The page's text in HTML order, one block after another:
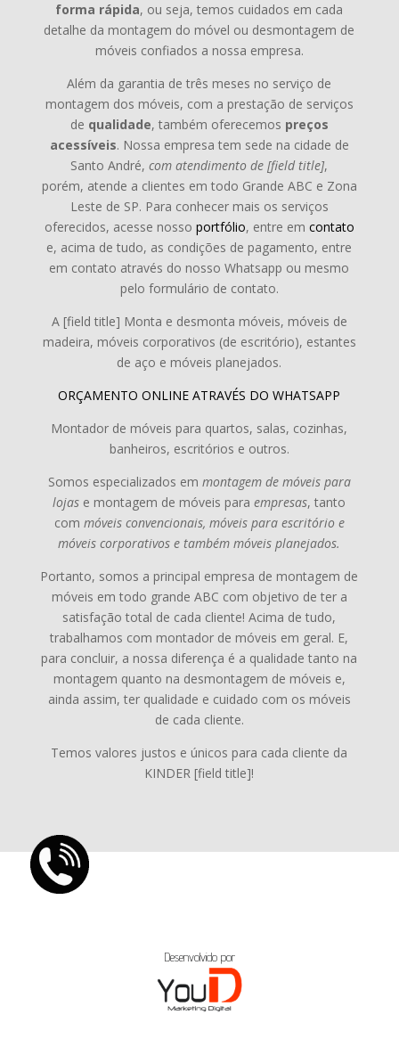
forma rápida, ou seja, temos cuidados em cada
detalhe da montagem do móvel ou desmontagem de
móveis confiados a nossa empresa.
Além da garantia de três meses no serviço de
montagem dos móveis, com a prestação de serviços
de qualidade, também oferecemos preços
acessíveis. Nossa empresa tem sede na cidade de
Santo André, com atendimento de [field title],
porém, atende a clientes em todo Grande ABC e Zona
Leste de SP. Para conhecer mais os serviços
oferecidos, acesse nosso portfólio, entre em contato
e, acima de tudo, as condições de pagamento, entre
em contato através do nosso Whatsapp ou mesmo
pelo formulário de contato.
A [field title] Monta e desmonta móveis, móveis de
madeira, móveis corporativos (de escritório), estantes
de aço e móveis planejados.
ORÇAMENTO ONLINE ATRAVÉS DO WHATSAPP
Montador de móveis para quartos, salas, cozinhas,
banheiros, escritórios e outros.
Somos especializados em montagem de móveis para
lojas e montagem de móveis paraempresas, tanto
com móveis convencionais, móveis para escritório e
móveis corporativos e também móveis planejados.
Portanto, somos a principal empresa de montagem de
móveis em todo grande ABC com objetivo de ter a
satisfação total de cada cliente! Acima de tudo,
trabalhamos com montador de móveis em geral. E,
para concluir, a nossa diferença é a qualidade tanto na
montagem quanto na desmontagem de móveis e,
ainda assim, ter qualidade e cuidado com os móveis
de cada cliente.
Temos valores justos e únicos para cada cliente da
KINDER [field title]!
Desenvolvido por